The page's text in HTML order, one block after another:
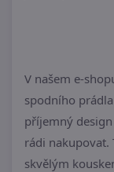
V našem e-
spodního
příjemný
rádi nakupovat.
skvělým